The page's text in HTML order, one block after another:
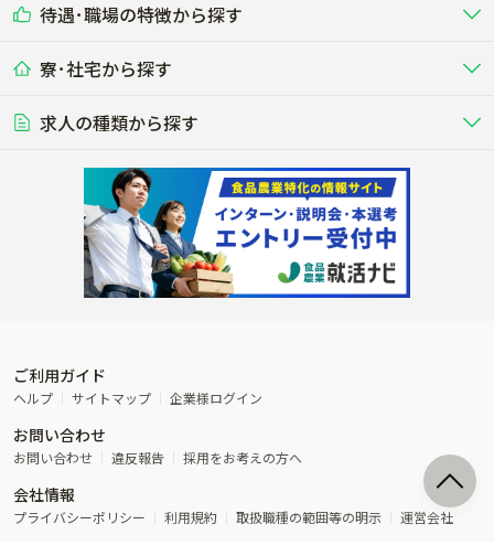
する牧場
養豚
る養豚場
レースで活躍する馬の手入れや子馬
その他畜産
その他動物の畜産業（羊、ウズラな
ど）
畑・圃場で野菜・穀物を生産 ビニールハウスで多様な野菜の生産
稲作
ビニールハウスで観賞用植物の栽
植物工場
環境制御された工場で野菜の生産管
理
農業資材･肥料
農場設備・肥料・飼料の生産・流
農業用の機械・機材の開発・販
流通･商社
農産物・農産品の物流・卸し・輸出
入
製造･加工･販売 福祉
その他農業関連企業
ネス
その他業種
木材の植林・伐採・加工、または
漁業･養殖
魚介類の採捕・養殖、または水産加
工場
研究･開発 WEB･IT
その他職種
未経験歓迎
学歴不問
50代採用実績あり
AT免許OK
内定まで最短1週間 管理者･幹部採用
待遇･職場の特徴から探す
社会保険完備
食事補助あり
年間休日100日以上
経験者優遇 独立支援可能
寮･社宅から探す
単身寮あり
寮･社宅相談可
求人の種類から探す
転職おまかせ求人
ご利用ガイド
ヘルプ サイトマップ 企業様ログイン
お問い合わせ
お問い合わせ 違反報告 採用をお考えの方へ
会社情報
プライバシーポリシー 利用規約 取扱職種の範囲等の明示 運営会社